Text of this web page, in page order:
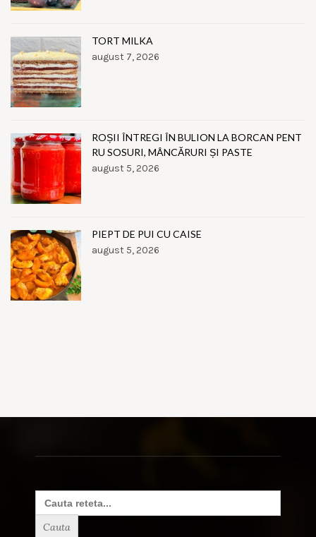
TORT MILKA
august 7, 2026
ROȘII ÎNTREGI ÎN BULION LA BORCAN PENT
RU SOSURI, MÂNCĂRURI ȘI PASTE
august 5, 2026
PIEPT DE PUI CU CAISE
august 5, 2026
Search
for: